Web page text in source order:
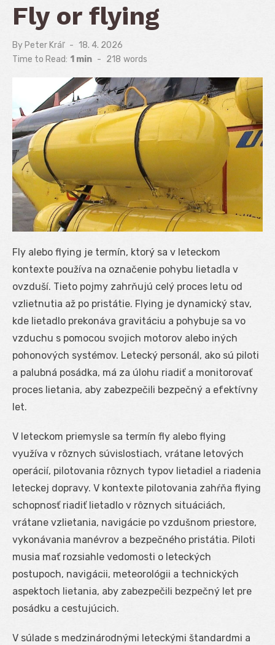
Fly or flying
By Peter Kráľ
Posted
on
18. 4. 2026
Time to Read: 1 min - 218 words
Fly alebo flying je termín, ktorý sa v leteckom
kontexte používa na označenie pohybu lietadla v
ovzduší. Tieto pojmy zahrňujú celý proces letu od
vzlietnutia až po pristátie. Flying je dynamický stav,
kde lietadlo prekonáva gravitáciu a pohybuje sa vo
vzduchu s pomocou svojich motorov alebo iných
pohonových systémov. Letecký personál, ako sú piloti
a palubná posádka, má za úlohu riadiť a monitorovať
proces lietania, aby zabezpečili bezpečný a efektívny
let.
V leteckom priemysle sa termín fly alebo flying
využíva v rôznych súvislostiach, vrátane letových
operácií, pilotovania rôznych typov lietadiel a riadenia
leteckej dopravy. V kontexte pilotovania zahŕňa flying
schopnosť riadiť lietadlo v rôznych situáciách,
vrátane vzlietania, navigácie po vzdušnom priestore,
vykonávania manévrov a bezpečného pristátia. Piloti
musia mať rozsiahle vedomosti o leteckých
postupoch, navigácii, meteorológii a technických
aspektoch lietania, aby zabezpečili bezpečný let pre
posádku a cestujúcich.
V súlade s medzinárodnými leteckými štandardmi a